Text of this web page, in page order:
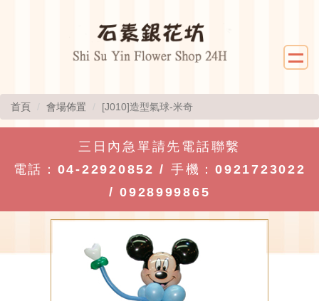
首頁 會場佈置 [J010]造型氣球-米奇
三日內急單請先電話聯繫
電話： 04-22920852 / 手機：0921723022
/0928999865